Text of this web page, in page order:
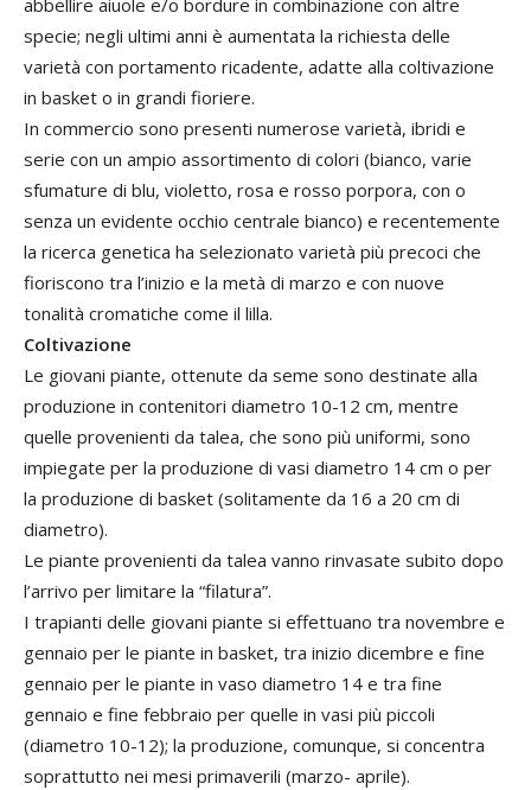
abbellire aiuole e/o bordure in combinazione con altre
specie; negli ultimi anni è aumentata la richiesta delle
varietà con portamento ricadente, adatte alla coltivazione
in basket o in grandi fioriere.
In commercio sono presenti numerose varietà, ibridi e
serie con un ampio assortimento di colori (bianco, varie
sfumature di blu, violetto, rosa e rosso porpora, con o
senza un evidente occhio centrale bianco) e recentemente
la ricerca genetica ha selezionato varietà più precoci che
fioriscono tra l’inizio e la metà di marzo e con nuove
tonalità cromatiche come il lilla.
Coltivazione
Le giovani piante, ottenute da seme sono destinate alla
produzione in contenitori diametro 10-12 cm, mentre
quelle provenienti da talea, che sono più uniformi, sono
impiegate per la produzione di vasi diametro 14 cm o per
la produzione di basket (solitamente da 16 a 20 cm di
diametro).
Le piante provenienti da talea vanno rinvasate subito dopo
l’arrivo per limitare la “filatura”.
I trapianti delle giovani piante si effettuano tra novembre e
gennaio per le piante in basket, tra inizio dicembre e fine
gennaio per le piante in vaso diametro 14 e tra fine
gennaio e fine febbraio per quelle in vasi più piccoli
(diametro 10-12); la produzione, comunque, si concentra
soprattutto nei mesi primaverili (marzo- aprile).